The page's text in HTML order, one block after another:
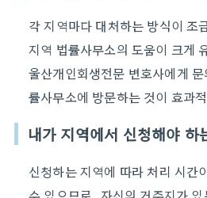
각 지역마다 대처하는 방식이 조
지역 법률사무소의 도움이 크게
울산개인회생전문 변호사에게
률사무소에 방문하는 것이 효과
내가 지역에서 신청해야 하
신청하는 지역에 따라 처리 시간